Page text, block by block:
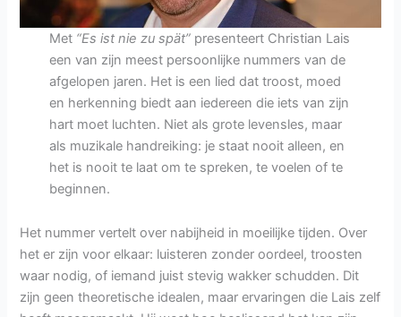
Met “Es ist nie zu spät”presenteert Christian Lais
een van zijn meest persoonlijke nummers van de
afgelopen jaren. Het is een lied dat troost, moed
en herkenning biedt aan iedereen die iets van zijn
hart moet luchten. Niet als grote levensles, maar
als muzikale handreiking: je staat nooit alleen, en
het is nooit te laat om te spreken, te voelen of te
beginnen.
Het nummer vertelt over nabijheid in moeilijke tijden. Over
het er zijn voor elkaar: luisteren zonder oordeel, troosten
waar nodig, of iemand juist stevig wakker schudden. Dit
zijn geen theoretische idealen, maar ervaringen die Lais zelf